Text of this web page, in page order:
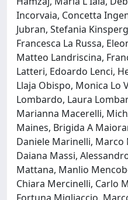
Incorvaia, Concetta
Jubran, Stefania
Francesca La Russa,
Matteo Landriscina,
Latteri, Edoardo Lenci,
Llaja Obispo, Monica Lo
Lombardo, Laura
Marianna Macerelli,
Maines, Brigida A
Daniele Marinelli, Marco
Daiana Massi,
Mattana, Manlio
Chiara Mercinelli, Carlo
Fortuna Migliaccio,